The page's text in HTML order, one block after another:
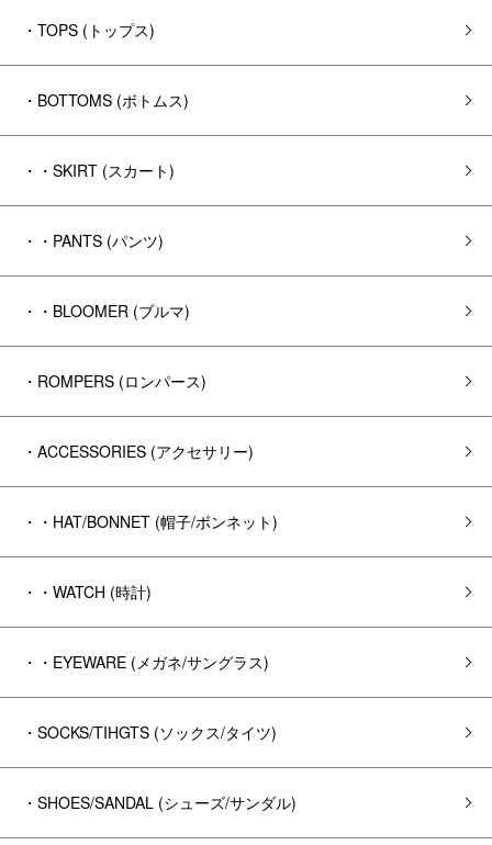
・TOPS (トップス)
・BOTTOMS (ボトムス)
・・SKIRT (スカート)
・・PANTS (パンツ)
・・BLOOMER (ブルマ)
・ROMPERS (ロンパース)
・ACCESSORIES (アクセサリー)
・・HAT/BONNET (帽子/ボンネット)
・・WATCH (時計)
・・EYEWARE (メガネ/サングラス)
・SOCKS/TIHGTS (ソックス/タイツ)
・SHOES/SANDAL (シューズ/サンダル)